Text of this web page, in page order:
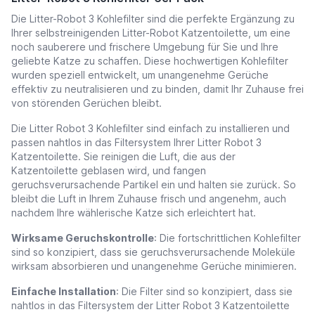
Die Litter-Robot 3 Kohlefilter sind die perfekte Ergänzung zu
Ihrer selbstreinigenden Litter-Robot Katzentoilette, um eine
noch sauberere und frischere Umgebung für Sie und Ihre
geliebte Katze zu schaffen. Diese hochwertigen Kohlefilter
wurden speziell entwickelt, um unangenehme Gerüche
effektiv zu neutralisieren und zu binden, damit Ihr Zuhause frei
von störenden Gerüchen bleibt.
Die Litter Robot 3 Kohlefilter sind einfach zu installieren und
passen nahtlos in das Filtersystem Ihrer Litter Robot 3
Katzentoilette. Sie reinigen die Luft, die aus der
Katzentoilette geblasen wird, und fangen
geruchsverursachende Partikel ein und halten sie zurück. So
bleibt die Luft in Ihrem Zuhause frisch und angenehm, auch
nachdem Ihre wählerische Katze sich erleichtert hat.
Wirksame Geruchskontrolle: Die fortschrittlichen Kohlefilter
sind so konzipiert, dass sie geruchsverursachende Moleküle
wirksam absorbieren und unangenehme Gerüche minimieren.
Einfache Installation: Die Filter sind so konzipiert, dass sie
nahtlos in das Filtersystem der Litter Robot 3 Katzentoilette